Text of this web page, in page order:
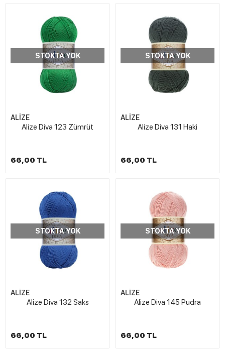
STOKTA YOK
ALİZE
Alize Diva 123 Zümrüt
66,00 TL
STOKTA YOK
ALİZE
Alize Diva 131 Haki
66,00 TL
STOKTA YOK
ALİZE
Alize Diva 132 Saks
66,00 TL
STOKTA YOK
ALİZE
Alize Diva 145 Pudra
66,00 TL